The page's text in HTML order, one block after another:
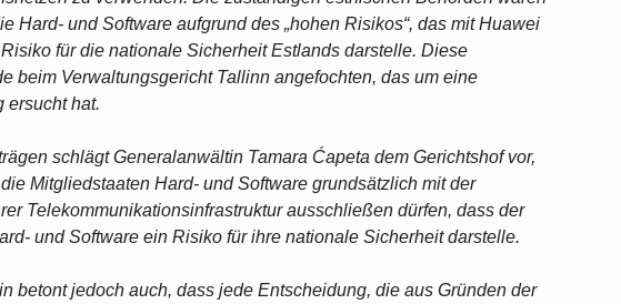
Hard- und Software aufgrund des „hohen Risikos“, das mit Huawei
für die nationale Sicherheit Estlands darstelle. Diese
beim Verwaltungsgericht Tallinn angefochten, das um eine
ersucht hat.
schlägt Generalanwältin Tamara Ćapeta dem Gerichtshof vor,
Mitgliedstaaten Hard- und Software grundsätzlich mit der
Telekommunikationsinfrastruktur ausschließen dürfen, dass der
und Software ein Risiko für ihre nationale Sicherheit darstelle.
betont jedoch auch, dass jede Entscheidung, die aus Gründen der